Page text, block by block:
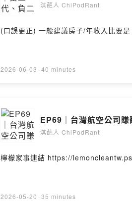
淇葩人 ChiPodRant
(口誤更正) 一般建議房子/年收入比要
2026-06-03 · 40 minutes
EP69｜台灣航空公司賺
淇葩人 ChiPodRant
檸檬家事連結 https://
2026-05-20 · 35 minutes